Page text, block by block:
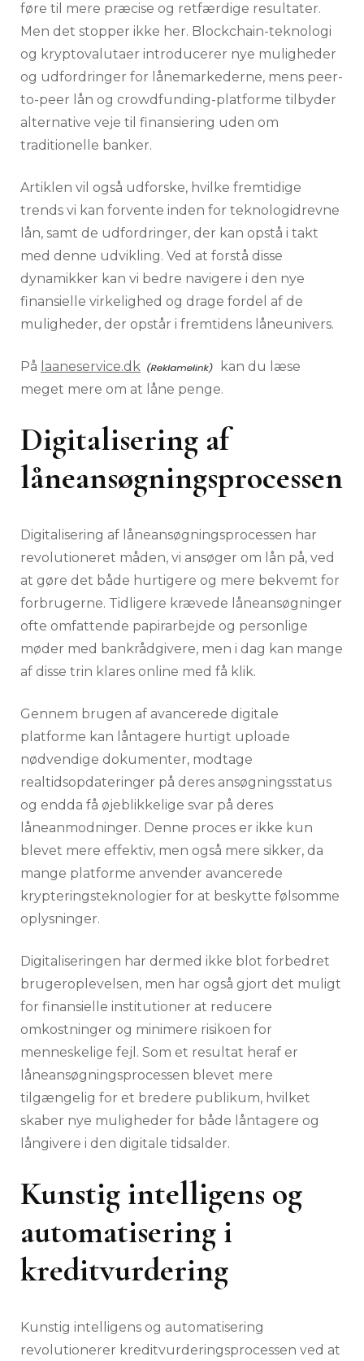
føre til mere præcise og retfærdige resultater.
Men det stopper ikke her. Blockchain-teknologi
og kryptovalutaer introducerer nye muligheder
og udfordringer for lånemarkederne, mens peer-
to-peer lån og crowdfunding-platforme tilbyder
alternative veje til finansiering uden om
traditionelle banker.
Artiklen vil også udforske, hvilke fremtidige
trends vi kan forvente inden for teknologidrevne
lån, samt de udfordringer, der kan opstå i takt
med denne udvikling. Ved at forstå disse
dynamikker kan vi bedre navigere i den nye
finansielle virkelighed og drage fordel af de
muligheder, der opstår i fremtidens låneunivers.
På laaneservice.dk
kan du læse
meget mere om at låne penge.
Digitalisering af
låneansøgningsprocessen
Digitalisering af låneansøgningsprocessen har
revolutioneret måden, vi ansøger om lån på, ved
at gøre det både hurtigere og mere bekvemt for
forbrugerne. Tidligere krævede låneansøgninger
ofte omfattende papirarbejde og personlige
møder med bankrådgivere, men i dag kan mange
af disse trin klares online med få klik.
Gennem brugen af avancerede digitale
platforme kan låntagere hurtigt uploade
nødvendige dokumenter, modtage
realtidsopdateringer på deres ansøgningsstatus
og endda få øjeblikkelige svar på deres
låneanmodninger. Denne proces er ikke kun
blevet mere effektiv, men også mere sikker, da
mange platforme anvender avancerede
krypteringsteknologier for at beskytte følsomme
oplysninger.
Digitaliseringen har dermed ikke blot forbedret
brugeroplevelsen, men har også gjort det muligt
for finansielle institutioner at reducere
omkostninger og minimere risikoen for
menneskelige fejl. Som et resultat heraf er
låneansøgningsprocessen blevet mere
tilgængelig for et bredere publikum, hvilket
skaber nye muligheder for både låntagere og
långivere i den digitale tidsalder.
Kunstig intelligens og
automatisering i
kreditvurdering
Kunstig intelligens og automatisering
revolutionerer kreditvurderingsprocessen ved at